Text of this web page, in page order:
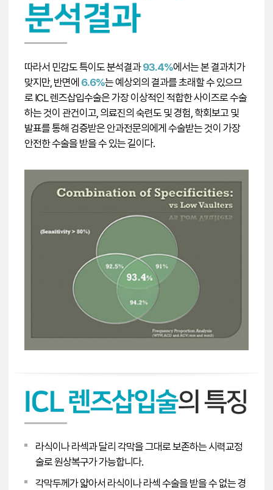
따라서 민감도 특이도 분석결과93.4%에서는 본 결과치가
맞지만, 반면에 6.6%는 예상외의 결과를 초래할 수 있으므
로 ICL 렌즈삽입수술은 가장 이상적인 적합한 사이즈로 수술
하는 것이 관건이고, 의료진의 숙련도 및 경험, 학회보고 및
발표를 통해 검증받은 안과전문의에게 수술받는 것이 가장
안전한 수술을 받을 수 있는 길이다.
라식이나 라섹과 달리 각막을 그대로 보존하는 시력교정
술로 원상복구가 가능합니다.
각막두께가 얇아서 라식이나 라섹 수술을 받을 수 없는 경